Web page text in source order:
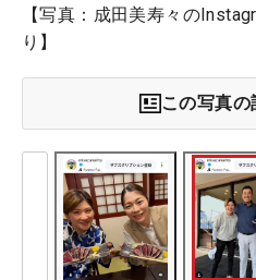
【写真：成田美寿々の
り】
この写真